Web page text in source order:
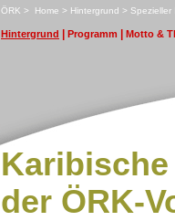
ÖRK > Home > Hintergrund > Spezieller
Hintergrund Programm Motto &
der ÖRK-